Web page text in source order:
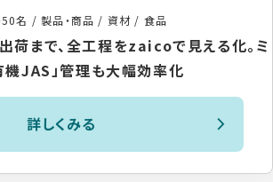
名 /製品・商品 / 資材 / 食品
荷まで、全工程をzaicoで見える化。ミ
機JAS」管理も大幅効率化
詳しくみる